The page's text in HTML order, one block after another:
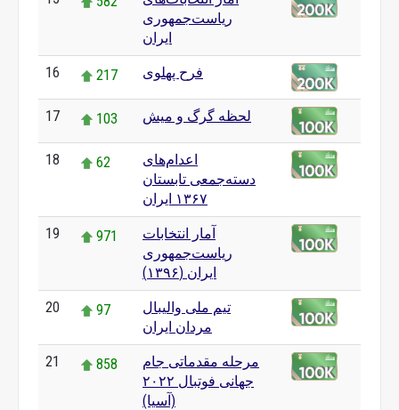
ریاست‌جمهوری
ایران
16 217 فرح پهلوی
17 103 لحظه گرگ و میش
18 62
اعدام‌های
دسته‌جمعی تابستان
۱۳۶۷ ایران
19 971
آمار انتخابات
ریاست‌جمهوری
ایران (۱۳۹۶)
20 97
تیم ملی والیبال
مردان ایران
21 858
مرحله مقدماتی جام
جهانی فوتبال ۲۰۲۲
(آسیا)